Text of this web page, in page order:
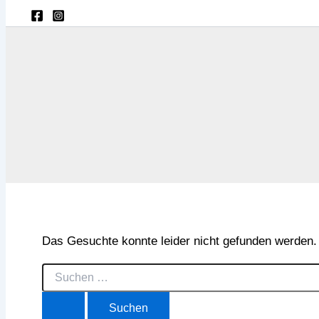
Das Gesuchte konnte leider nicht gefunden
Suchen
nach: